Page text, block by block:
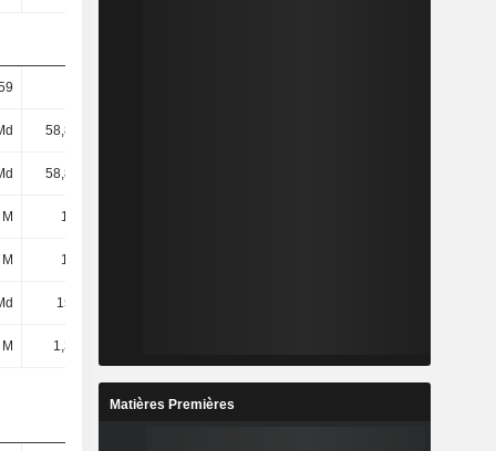
58,85 Md
58,85 Md
12,4 M
12,4 M
150 Md
1,31 Md
Matières Premières